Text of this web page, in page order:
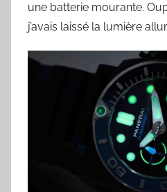
une batterie mourante.
j’avais laissé la lumière